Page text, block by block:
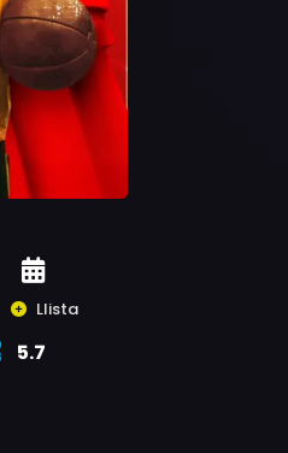
Llista
5.7